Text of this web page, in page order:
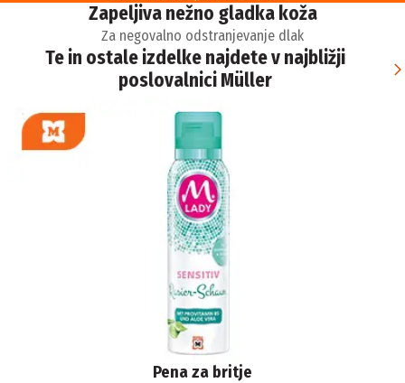
Zapeljiva nežno gladka koža
Za negovalno odstranjevanje dlak
Te in ostale izdelke najdete v najbližji
poslovalnici Müller
Pena za britje